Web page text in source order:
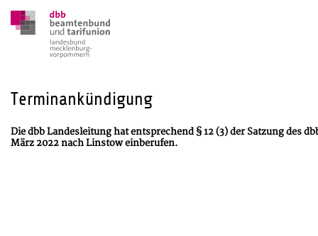
Terminankündigung
Die dbb Landesleitung hat entsprechend § 12 (3) der Satzung des
März 2022 nach Linstow einberufen.